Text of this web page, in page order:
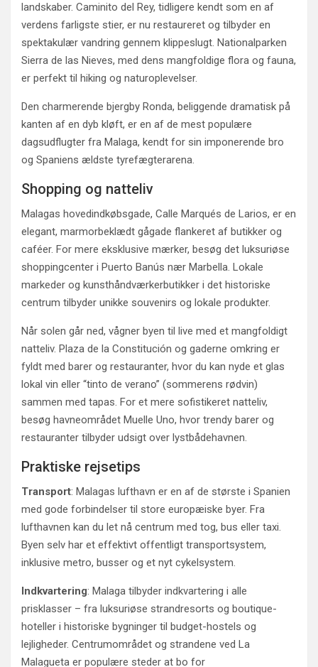
landskaber. Caminito del Rey, tidligere kendt som en af
verdens farligste stier, er nu restaureret og tilbyder en
spektakulær vandring gennem klippeslugt. Nationalparken
Sierra de las Nieves, med dens mangfoldige flora og fauna,
er perfekt til hiking og naturoplevelser.
Den charmerende bjergby Ronda, beliggende dramatisk på
kanten af en dyb kløft, er en af de mest populære
dagsudflugter fra Malaga, kendt for sin imponerende bro
og Spaniens ældste tyrefægterarena.
Shopping og natteliv
Malagas hovedindkøbsgade, Calle Marqués de Larios, er en
elegant, marmorbeklædt gågade flankeret af butikker og
caféer. For mere eksklusive mærker, besøg det luksuriøse
shoppingcenter i Puerto Banús nær Marbella. Lokale
markeder og kunsthåndværkerbutikker i det historiske
centrum tilbyder unikke souvenirs og lokale produkter.
Når solen går ned, vågner byen til live med et mangfoldigt
natteliv. Plaza de la Constitución og gaderne omkring er
fyldt med barer og restauranter, hvor du kan nyde et glas
lokal vin eller “tinto de verano” (sommerens rødvin)
sammen med tapas. For et mere sofistikeret natteliv,
besøg havneområdet Muelle Uno, hvor trendy barer og
restauranter tilbyder udsigt over lystbådehavnen.
Praktiske rejsetips
Transport: Malagas lufthavn er en af de største i Spanien
med gode forbindelser til store europæiske byer. Fra
lufthavnen kan du let nå centrum med tog, bus eller taxi.
Byen selv har et effektivt offentligt transportsystem,
inklusive metro, busser og et nyt cykelsystem.
Indkvartering: Malaga tilbyder indkvartering i alle
prisklasser – fra luksuriøse strandresorts og boutique-
hoteller i historiske bygninger til budget-hostels og
lejligheder. Centrumområdet og strandene ved La
Malagueta er populære steder at bo for